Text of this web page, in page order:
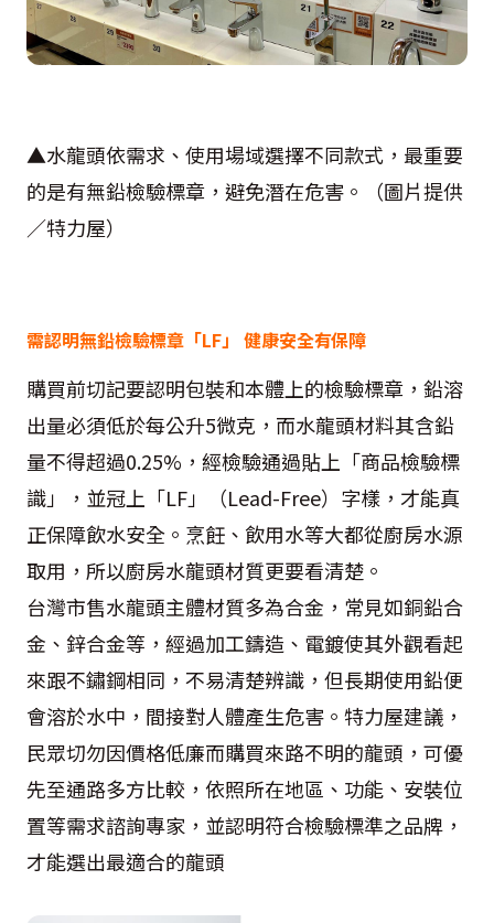
▲水龍頭依需求、使用場域選擇不同款式，最重要
的是有無鉛檢驗標章，避免潛在危害。（圖片提供
／特力屋）
需認明無鉛檢驗標章「LF」 健康安全有保障
購買前切記要認明包裝和本體上的檢驗標章，鉛溶
出量必須低於每公升5微克，而水龍頭材料其含鉛
量不得超過0.25%，經檢驗通過貼上「商品檢驗標
識」，並冠上「LF」（Lead-Free）字樣，才能真
正保障飲水安全。烹飪、飲用水等大都從廚房水源
取用，所以廚房水龍頭材質更要看清楚。
台灣市售水龍頭主體材質多為合金，常見如銅鉛合
金、鋅合金等，經過加工鑄造、電鍍使其外觀看起
來跟不鏽鋼相同，不易清楚辨識，但長期使用鉛便
會溶於水中，間接對人體產生危害。特力屋建議，
民眾切勿因價格低廉而購買來路不明的龍頭，可優
先至通路多方比較，依照所在地區、功能、安裝位
置等需求諮詢專家，並認明符合檢驗標準之品牌，
才能選出最適合的龍頭